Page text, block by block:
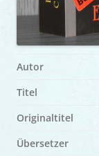
Autor
Titel
Originaltitel
Übersetzer